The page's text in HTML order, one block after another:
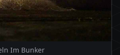
Im Bunker